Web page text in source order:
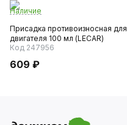
Наличие
Присадка противоизносная для
двигателя 100 мл (LECAR)
Код 247956
609 ₽